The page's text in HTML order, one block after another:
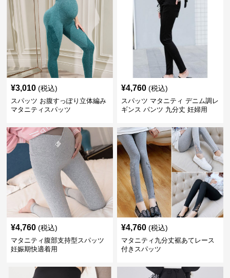
¥3,010 (税込)
スパッツ お腹すっぽり立体編み
マタニティスパッツ
¥4,760 (税込)
スパッツ マタニティ デニム調レ
ギンス パンツ 九分丈 妊婦用
¥4,760 (税込)
マタニティ腹部支持型スパッツ
妊娠期快適着用
¥4,760 (税込)
マタニティ九分丈裾あてレース
付きスパッツ